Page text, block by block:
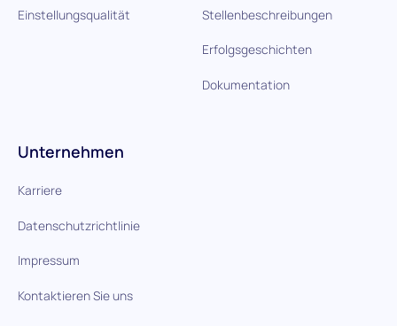
Einstellungsqualität Stellenbeschreibungen
Erfolgsgeschichten
Dokumentation
Unternehmen
Karriere
Datenschutzrichtlinie
Impressum
Kontaktieren Sie uns